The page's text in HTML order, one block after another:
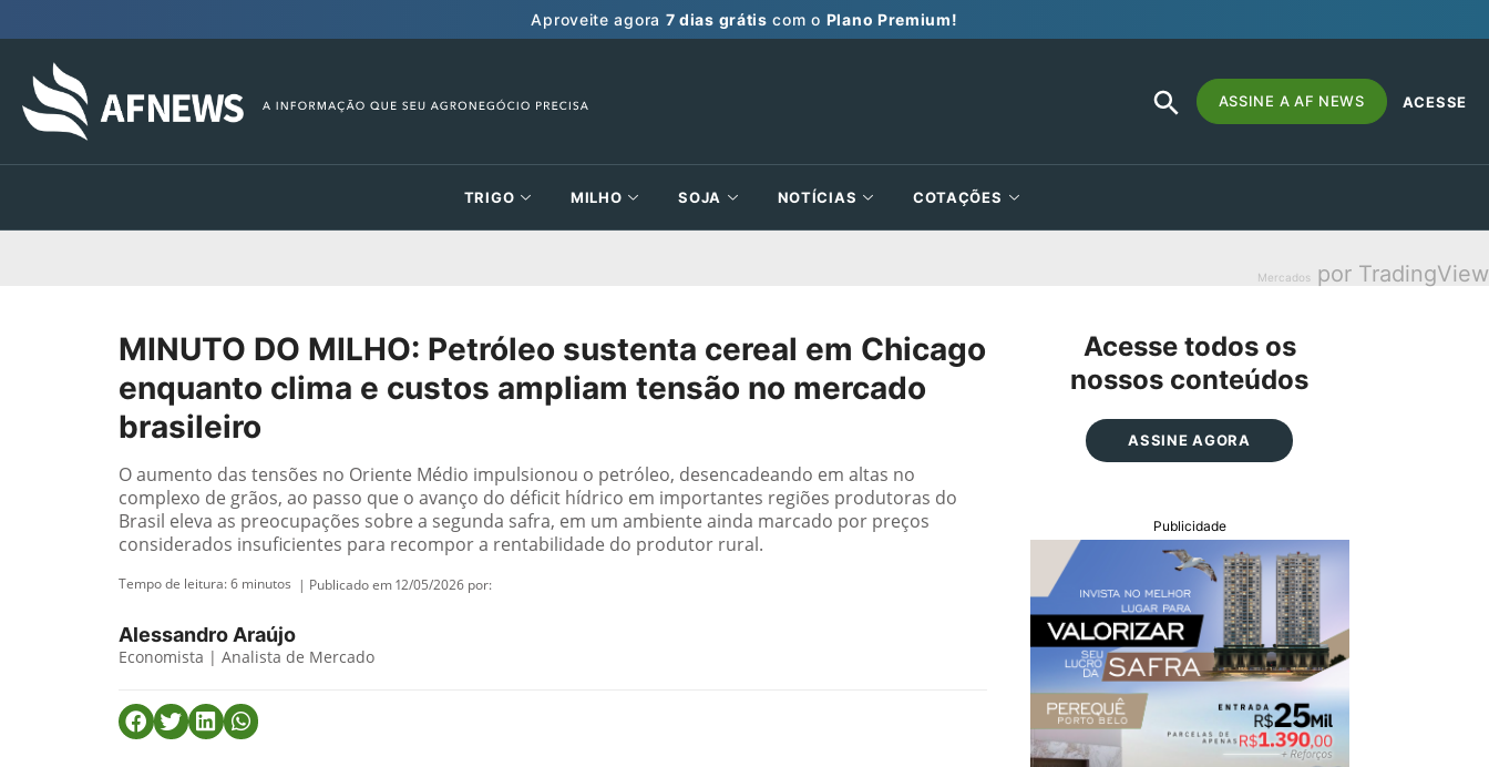
Aproveite agora 7 dias grátis com o Plano Premium!
Search
for:
SEARCH
BUTTON
ASSINE A AF NEWS ACESSE
TRIGO MILHO SOJA NOTÍCIAS COTAÇÕES
Mercados por TradingView
MINUTO DO MILHO: Petróleo sustenta cereal em Chicago
enquanto clima e custos ampliam tensão no mercado
brasileiro
O aumento das tensões no Oriente Médio impulsionou o petróleo, desencadeando em altas no
complexo de grãos, ao passo que o avanço do déficit hídrico em importantes regiões produtoras do
Brasil eleva as preocupações sobre a segunda safra, em um ambiente ainda marcado por preços
considerados insuficientes para recompor a rentabilidade do produtor rural.
Tempo de leitura:6 minutos | Publicado em 12/05/2026 por:
Alessandro Araújo
Economista | Analista de Mercado
Acesse todos os
nossos conteúdos
ASSINE AGORA
Publicidade